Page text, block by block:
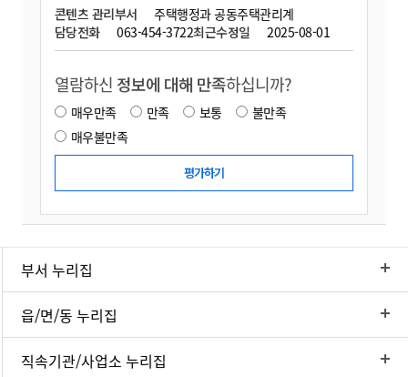
콘텐츠 관리부서
주택행정과 공동주택관리계
담당전화
063-454-3722최근수정일 2025-08-01
열람하신 정보에 대해 만족하십니까?
매우만족 만족 보통
불만족
매우불만족
부서 누리집
읍/면/동 누리집
직속기관/사업소 누리집